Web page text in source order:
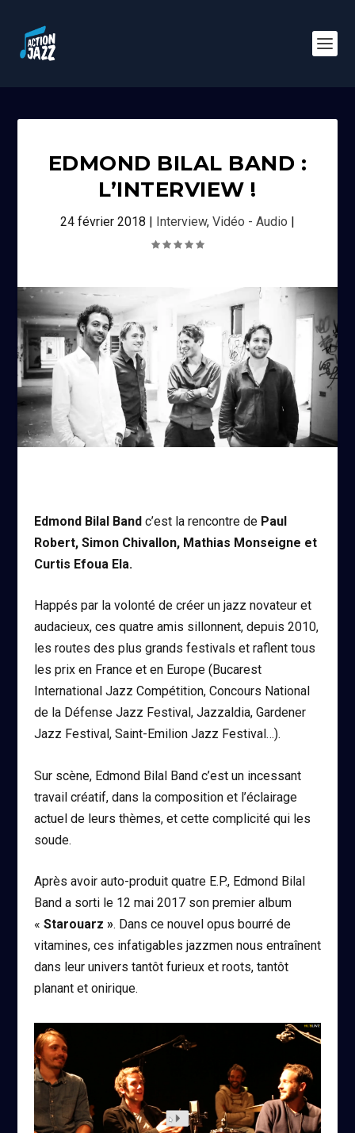
EDMOND BILAL BAND :
L’INTERVIEW !
24 février 2018 | Interview, Vidéo - Audio |
Edmond Bilal Bandc’est la rencontre de Paul
Robert, Simon Chivallon, Mathias Monseigne et
Curtis Efoua Ela.
Happés par la volonté de créer un jazz novateur et
audacieux, ces quatre amis sillonnent, depuis 2010,
les routes des plus grands festivals et raflent tous
les prix en France et en Europe (Bucarest
International Jazz Compétition, Concours National
de la Défense Jazz Festival, Jazzaldia, Gardener
Jazz Festival, Saint-Emilion Jazz Festival…).
Sur scène, Edmond Bilal Band c’est un incessant
travail créatif, dans la composition et l’éclairage
actuel de leurs thèmes, et cette complicité qui les
soude.
Après avoir auto-produit quatre E.P., Edmond Bilal
Band a sorti le 12 mai 2017 son premier album
« Starouarz ». Dans ce nouvel opus bourré de
vitamines, ces infatigables jazzmen nous entraînent
dans leur univers tantôt furieux et roots, tantôt
planant et onirique.